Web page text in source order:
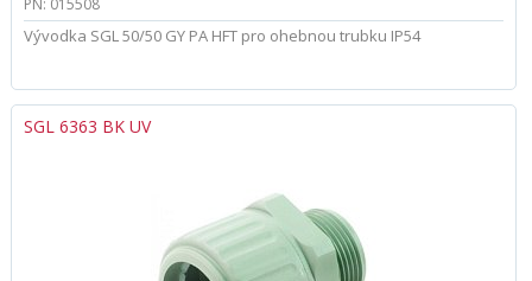
Vývodka SGL 50/50 GY PA HFT pro ohebnou trubku IP54
SGL 6363 BK UV